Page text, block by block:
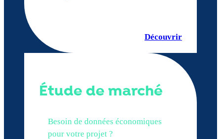
Découvrir
Étude de marché
Besoin de données économiques
pour votre projet ?